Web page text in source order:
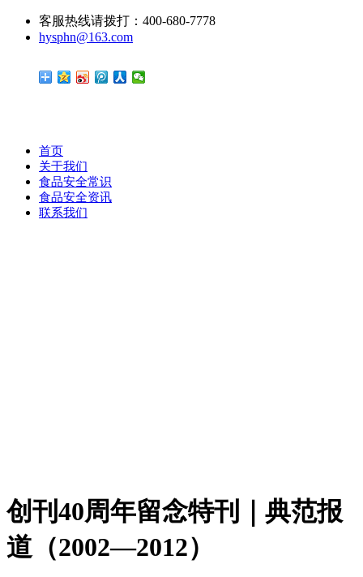
客服热线请拨打：400-680-7778
hysphn@163.com
首页
关于我们
食品安全常识
食品安全资讯
联系我们
创刊40周年留念特刊｜典范报
道（2002—2012）